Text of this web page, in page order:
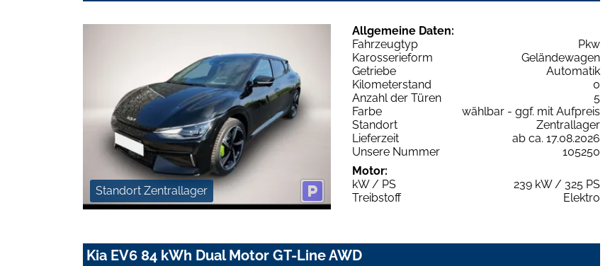
Standort Zentrallager
Allgemeine Daten:
Fahrzeugtyp
Pkw
Karosserieform
Geländewagen
Getriebe
Automatik
Kilometerstand
0
Anzahl der Türen
5
Farbe
wählbar - ggf. mit Aufpreis
Standort
Zentrallager
Lieferzeit
ab ca. 17.08.2026
Unsere Nummer
105250
Motor:
kW / PS
239 kW / 325 PS
Treibstoff
Elektro
Kia EV6 84 kWh Dual Motor GT-Line AWD